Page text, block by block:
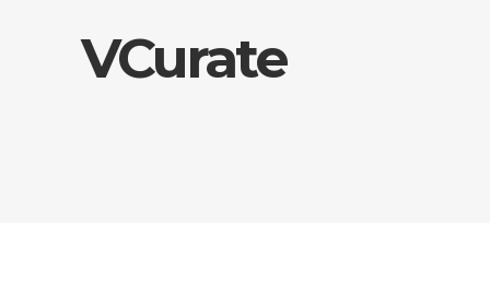
VCurate